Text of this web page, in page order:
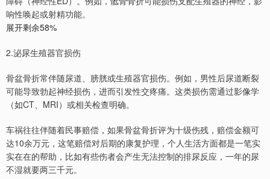
响性唤起或射精功能。
展开剩余58%
2.泌尿生殖器官损伤
骨盆骨折常伴随尿道、膀胱或生殖器官损伤。例如，男性后尿道断裂
可能导致勃起神经损伤，进而引发性交疼痛。这类损伤需通过影像学
（如CT、MRI）或相关检查明确。
车祸往往伴随着民事赔偿，如果骨盆骨折评为十级伤残，赔偿金额可
达10余万元，这笔赔偿对后期的康复护理，个人生活方面都是一笔实
实在在的帮助，比如有些伤者会产生无法控制的排尿反应，一年的尿
不湿就要两三千元。